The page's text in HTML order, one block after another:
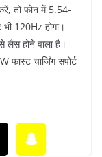
तो फोन में 5.54-
120Hz होगा।
होने वाला है।
चार्जिंग सपोर्ट